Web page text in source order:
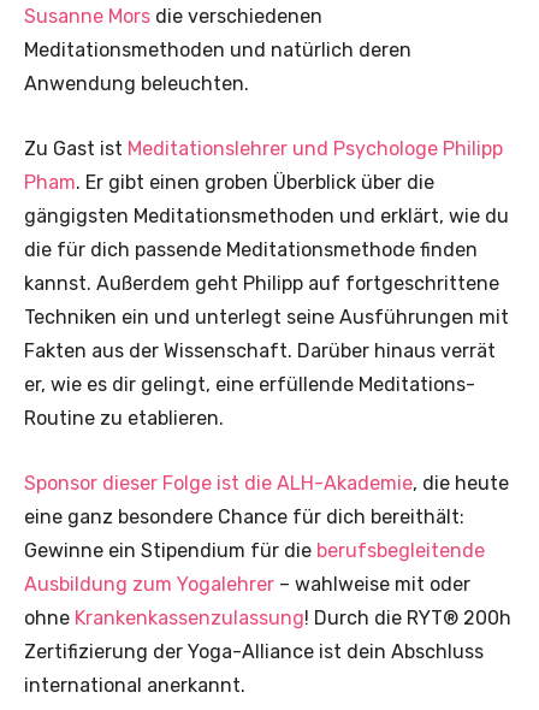
Susanne Mors die verschiedenen
Meditationsmethoden und natürlich deren
Anwendung beleuchten.
Zu Gast ist Meditationslehrer und Psychologe Philipp
Pham. Er gibt einen groben Überblick über die
gängigsten Meditationsmethoden und erklärt, wie du
die für dich passende Meditationsmethode finden
kannst. Außerdem geht Philipp auf fortgeschrittene
Techniken ein und unterlegt seine Ausführungen mit
Fakten aus der Wissenschaft. Darüber hinaus verrät
er, wie es dir gelingt, eine erfüllende Meditations-
Routine zu etablieren.
Sponsor dieser Folge ist die ALH-Akademie, die heute
eine ganz besondere Chance für dich bereithält:
Gewinne ein Stipendium für die berufsbegleitende
Ausbildung zum Yogalehrer – wahlweise mit oder
ohne Krankenkassenzulassung! Durch die RYT® 200h
Zertifizierung der Yoga-Alliance ist dein Abschluss
international anerkannt.